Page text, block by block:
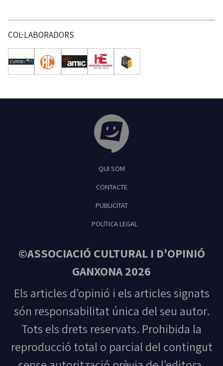
COL·LABORADORS
Feliu de Guíxols
QUI SOM
CONTACTE
PUBLICITAT
POLÍTICA LEGAL
©ASSOCIACIÓ CULTURAL I D'OPINIÓ
GANXONA 2026
Els articles d’opinió i els articles signats
són responsabilitat única del seu autor.
Tots els drets reservats. Prohibida la
reproducció total o parcial del contingut